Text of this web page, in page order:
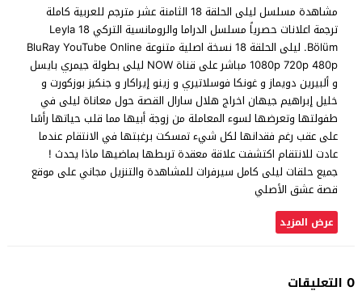
مشاهدة مسلسل ليلى الحلقة 18 الثامنة عشر مترجم للعربية كاملة
ترجمة اعلانات حصرياً مسلسل الدراما والرومانسية التركي Leyla 18
.Bölüm ليلى الحلقة 18 نسخة اصلية متنوعة BluRay YouTube Online
1080p 720p 480p مباشر على قناة NOW ليلى بطولة جيمري بايسل
و ألبيرين دويماز و غونكا فوسلاتيري و زينو إيراكار و جنكيز بوزكورت و
خليل إبراهيم جيهان اخراج هلال سارال القصة حول معاناة ليلى في
طفولتها وتعرضها لسوء المعاملة من زوجة أبيها مما قلب حياتها رأسًا
على عقب رغم فقدانها لكل شيء تمسكت برغبتها في الانتقام عندما
عادت للانتقام اكتشفت علاقة معقدة تربطها بماضيها ماذا يحدث !
جميع حلقات ليلى كامل سيرفرات للمشاهدة والتنزيل مجاني على موقع
قصة عشق الأصلي
عرض المزيد
0 التعليقات